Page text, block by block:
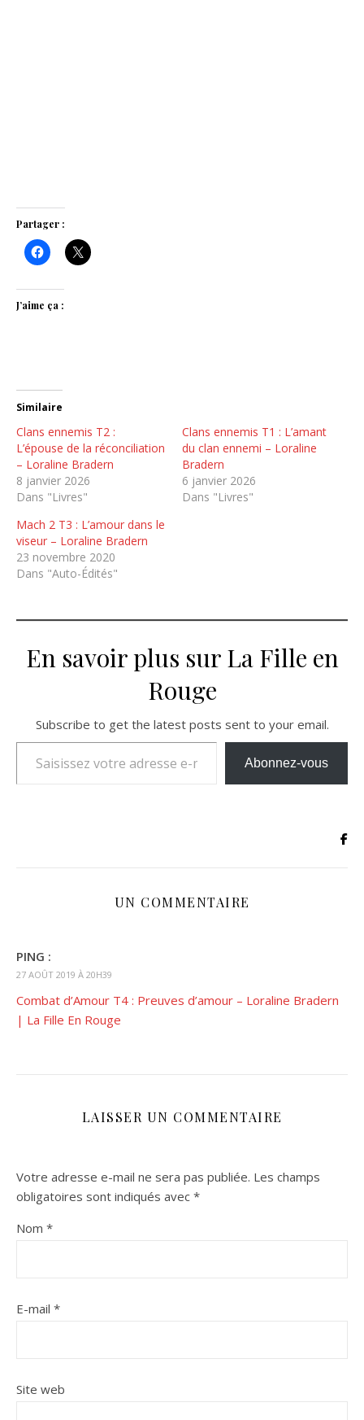
Partager :
J’aime ça :
Similaire
Clans ennemis T2 :
L’épouse de la réconciliation
– Loraline Bradern
8 janvier 2026
Dans "Livres"
Clans ennemis T1 : L’amant
du clan ennemi – Loraline
Bradern
6 janvier 2026
Dans "Livres"
Mach 2 T3 : L’amour dans le
viseur – Loraline Bradern
23 novembre 2020
Dans "Auto-Édités"
En savoir plus sur La Fille en
Rouge
Subscribe to get the latest posts sent to your email.
Saisissez votre adresse e-mail…
Abonnez-vous
UN COMMENTAIRE
PING :
27 AOÛT 2019 À 20H39
Combat d’Amour T4 : Preuves d’amour – Loraline Bradern
| La Fille En Rouge
LAISSER UN COMMENTAIRE
Votre adresse e-mail ne sera pas publiée. Les champs
obligatoires sont indiqués avec *
Nom *
E-mail *
Site web